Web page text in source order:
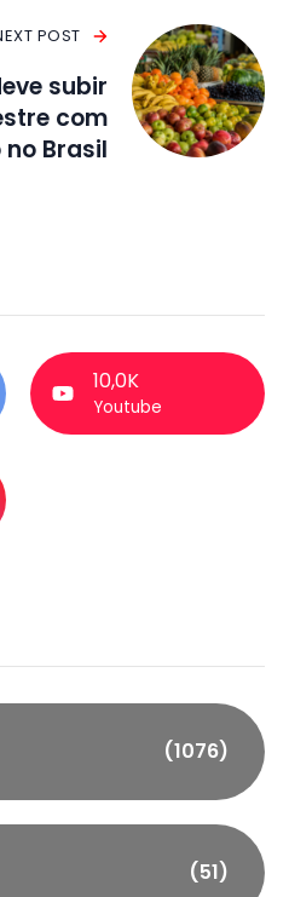
POST
subir
com
no Brasil
10,0K
Youtube
(1076)
(51)